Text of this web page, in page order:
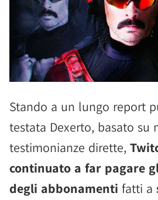
Stando a un lungo report
testata Dexerto, basato su
testimonianze dirette,
continuato a far pagare
degli abbonamenti fatti a